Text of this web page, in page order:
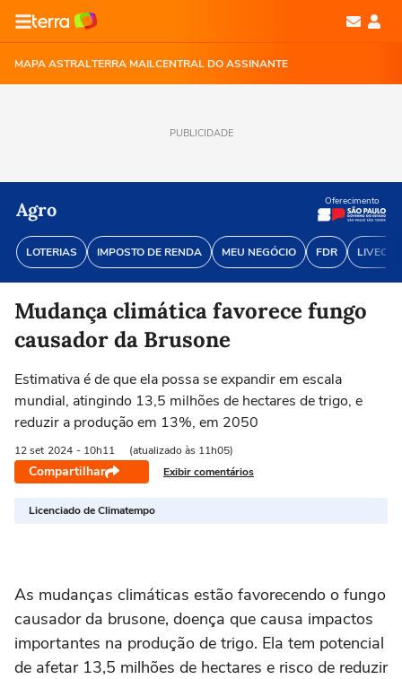
MAPA ASTRALTERRA MAILCENTRAL DO ASSINANTE
PUBLICIDADE
Agro
LOTERIAS IMPOSTO DE RENDA MEU NEGÓCIO FDR
Oferecimento
Mudança climática favorece fungo
causador da Brusone
Estimativa é de que ela possa se expandir em escala
mundial, atingindo 13,5 milhões de hectares de trigo, e
reduzir a produção em 13%, em 2050
12 set 2024 - 10h11 (atualizado às 11h05)
Compartilhar Exibir comentários
Licenciado de Climatempo
As mudanças climáticas estão favorecendo o fungo
causador da brusone, doença que causa impactos
importantes na produção de trigo. Ela tem potencial
de afetar 13,5 milhões de hectares e risco de reduzir